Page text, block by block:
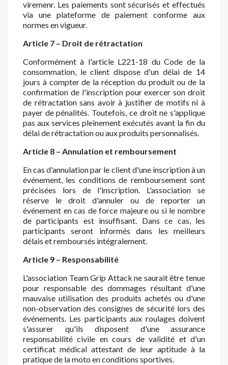
viremenr. Les paiements sont sécurisés et effectués
via une plateforme de paiement conforme aux
normes en vigueur.
Article 7 – Droit de rétractation
Conformément à l'article L221-18 du Code de la
consommation, le client dispose d'un délai de 14
jours à compter de la réception du produit ou de la
confirmation de l'inscription pour exercer son droit
de rétractation sans avoir à justifier de motifs ni à
payer de pénalités. Toutefois, ce droit ne s'applique
pas aux services pleinement exécutés avant la fin du
délai de rétractation ou aux produits personnalisés.
Article 8 – Annulation et remboursement
En cas d'annulation par le client d'une inscription à un
événement, les conditions de remboursement sont
précisées lors de l'inscription. L'association se
réserve le droit d'annuler ou de reporter un
événement en cas de force majeure ou si le nombre
de participants est insuffisant. Dans ce cas, les
participants seront informés dans les meilleurs
délais et remboursés intégralement.
Article 9 – Responsabilité
L'association Team Grip Attack ne saurait être tenue
pour responsable des dommages résultant d'une
mauvaise utilisation des produits achetés ou d'une
non-observation des consignes de sécurité lors des
événements. Les participants aux roulages doivent
s'assurer qu'ils disposent d'une assurance
responsabilité civile en cours de validité et d'un
certificat médical attestant de leur aptitude à la
pratique de la moto en conditions sportives.